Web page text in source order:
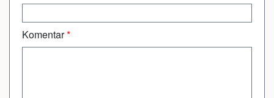
Komentar*